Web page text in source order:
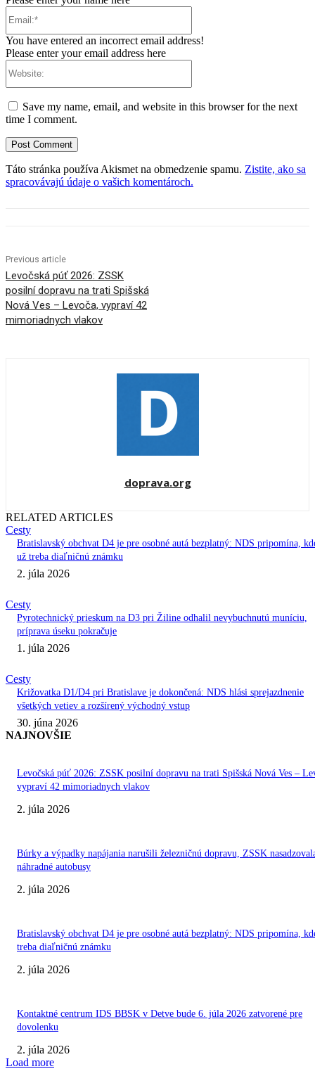
You have entered an incorrect email address!
Please enter your email address here
Save my name, email, and website in this browser for the next
time I comment.
Táto stránka používa Akismet na obmedzenie spamu. Zistite, ako sa
spracovávajú údaje o vašich komentároch.
Previous article
Levočská púť 2026: ZSSK
posilní dopravu na trati Spišská
Nová Ves – Levoča, vypraví 42
mimoriadnych vlakov
doprava.org
RELATED ARTICLES
Cesty
Bratislavský obchvat D4 je pre osobné autá bezplatný: NDS pripomína,
už treba diaľničnú známku
2. júla 2026
Cesty
Pyrotechnický prieskum na D3 pri Žiline odhalil nevybuchnutú muníciu,
príprava úseku pokračuje
1. júla 2026
Cesty
Križovatka D1/D4 pri Bratislave je dokončená: NDS hlási sprejazdnenie
všetkých vetiev a rozšírený východný vstup
30. júna 2026
NAJNOVŠIE
Levočská púť 2026: ZSSK posilní dopravu na trati Spišská Nová Ves –
vypraví 42 mimoriadnych vlakov
2. júla 2026
Búrky a výpadky napájania narušili železničnú dopravu, ZSSK
náhradné autobusy
2. júla 2026
Bratislavský obchvat D4 je pre osobné autá bezplatný: NDS pripomína,
treba diaľničnú známku
2. júla 2026
Kontaktné centrum IDS BBSK v Detve bude 6. júla 2026 zatvorené pre
dovolenku
2. júla 2026
Load more